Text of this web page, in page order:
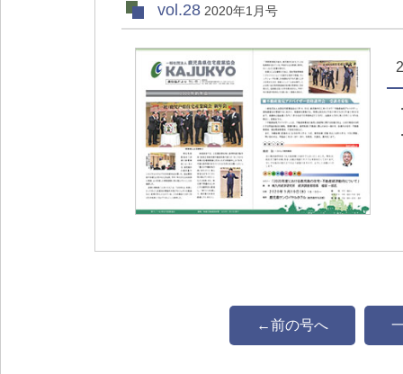
vol.28 2020年1月号
←前の号へ